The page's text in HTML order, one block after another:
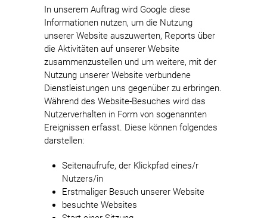
In unserem Auftrag wird Google diese
Informationen nutzen, um die Nutzung
unserer Website auszuwerten, Reports über
die Aktivitäten auf unserer Website
zusammenzustellen und um weitere, mit der
Nutzung unserer Website verbundene
Dienstleistungen uns gegenüber zu erbringen.
Während des Website-Besuches wird das
Nutzerverhalten in Form von sogenannten
Ereignissen erfasst. Diese können folgendes
darstellen:
Seitenaufrufe, der Klickpfad eines/r
Nutzers/in
Erstmaliger Besuch unserer Website
besuchte Websites